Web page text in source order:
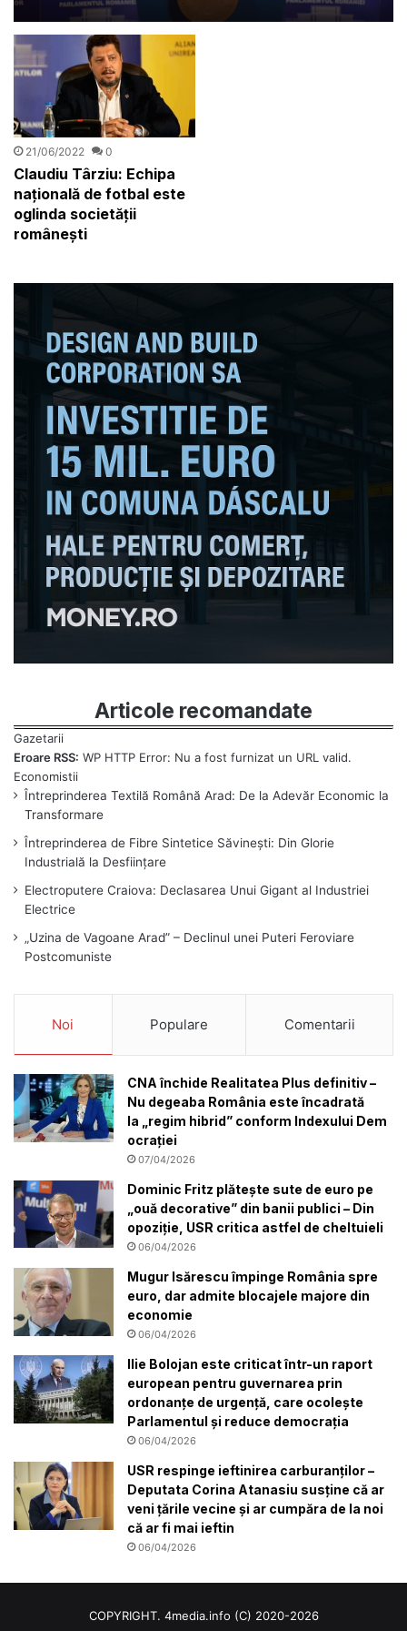
suveran
21/06/2022 0
Claudiu Târziu: Echipa
națională de fotbal este
oglinda societății
românești
Articole recomandate
Eroare RSS: WP HTTP Error: Nu a fost furnizat un URL valid.
Întreprinderea Textilă Română Arad: De la Adevăr Economic la
Transformare
Întreprinderea de Fibre Sintetice Săvinești: Din Glorie
Industrială la Desființare
Electroputere Craiova: Declasarea Unui Gigant al Industriei
Electrice
„Uzina de Vagoane Arad” – Declinul unei Puteri Feroviare
Postcomuniste
Noi Populare Comentarii
CNA închide Realitatea Plus definitiv –
Nu degeaba România este încadrată
la „regim hibrid” conform Indexului Dem
ocrației
07/04/2026
Dominic Fritz plătește sute de euro pe
„ouă decorative” din banii publici – Din
opoziție, USR critica astfel de cheltuieli
06/04/2026
Mugur Isărescu împinge România spre
euro, dar admite blocajele majore din
economie
06/04/2026
Ilie Bolojan este criticat într-un raport
european pentru guvernarea prin
ordonanțe de urgență, care ocolește
Parlamentul și reduce democrația
06/04/2026
USR respinge ieftinirea carburanților –
Deputata Corina Atanasiu susține că ar
veni țările vecine și ar cumpăra de la noi
că ar fi mai ieftin
06/04/2026
COPYRIGHT. 4media.info (C) 2020-2026